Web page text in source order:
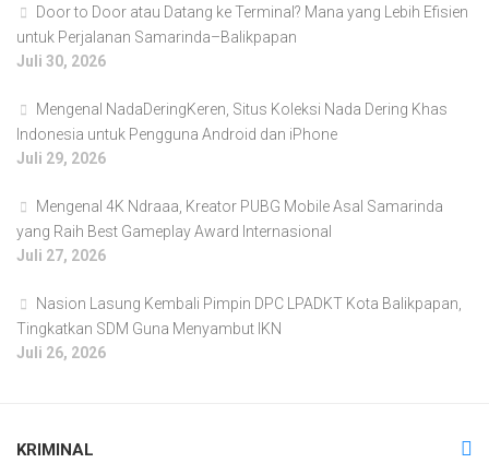
Door to Door atau Datang ke Terminal? Mana yang Lebih Efisien
untuk Perjalanan Samarinda–Balikpapan
Juli 30, 2026
Mengenal NadaDeringKeren, Situs Koleksi Nada Dering Khas
Indonesia untuk Pengguna Android dan iPhone
Juli 29, 2026
Mengenal 4K Ndraaa, Kreator PUBG Mobile Asal Samarinda
yang Raih Best Gameplay Award Internasional
Juli 27, 2026
Nasion Lasung Kembali Pimpin DPC LPADKT Kota Balikpapan,
Tingkatkan SDM Guna Menyambut IKN
Juli 26, 2026
KRIMINAL